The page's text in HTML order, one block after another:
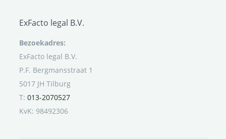
ExFacto legal B.V.
Bezoekadres:
ExFacto legal B.V.
P.F. Bergmansstraat 1
5017 JH Tilburg
T: 013-2070527
KvK: 98492306